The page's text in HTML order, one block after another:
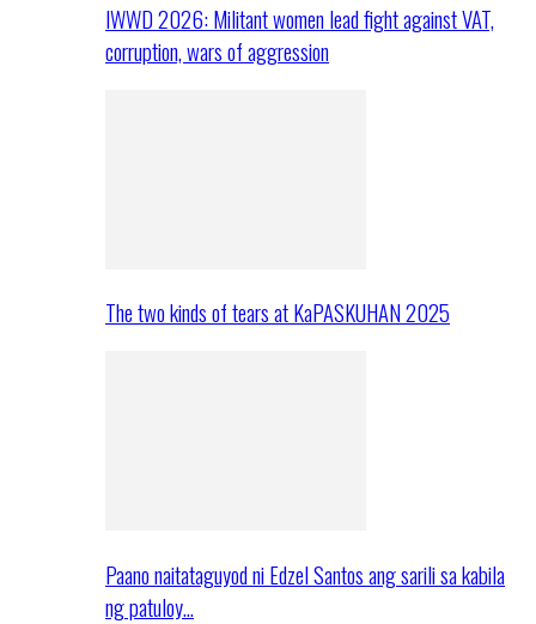
IWWD 2026: Militant women lead fight against VAT,
corruption, wars of aggression
The two kinds of tears at KaPASKUHAN 2025
Paano naitataguyod ni Edzel Santos ang sarili sa kabila
ng patuloy…